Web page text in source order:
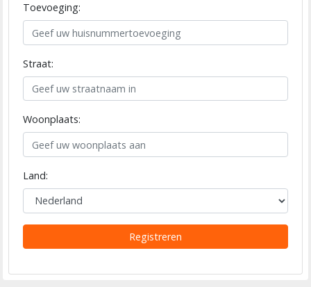
Toevoeging:
Straat:
Woonplaats:
Land:
Registreren